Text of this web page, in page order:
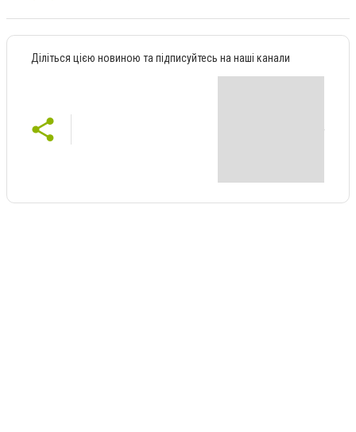
Діліться цією новиною та підписуйтесь на наші канали